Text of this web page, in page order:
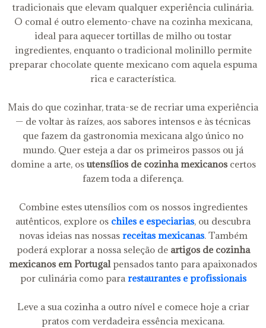
tradicionais que elevam qualquer experiência culinária.
O comal é outro elemento-chave na cozinha mexicana,
ideal para aquecer tortillas de milho ou tostar
ingredientes, enquanto o tradicional molinillo permite
preparar chocolate quente mexicano com aquela espuma
rica e característica.
Mais do que cozinhar, trata-se de recriar uma experiência
— de voltar às raízes, aos sabores intensos e às técnicas
que fazem da gastronomia mexicana algo único no
mundo. Quer esteja a dar os primeiros passos ou já
domine a arte, os utensílios de cozinha mexicanoscertos
fazem toda a diferença.
Combine estes utensílios com os nossos ingredientes
autênticos, explore os chiles e especiarias, ou descubra
novas ideias nas nossas receitas mexicanas. Também
poderá explorar a nossa seleção de artigos de cozinha
mexicanos em Portugalpensados tanto para apaixonados
por culinária como para restaurantes e profissionais
Leve a sua cozinha a outro nível e comece hoje a criar
pratos com verdadeira essência mexicana.